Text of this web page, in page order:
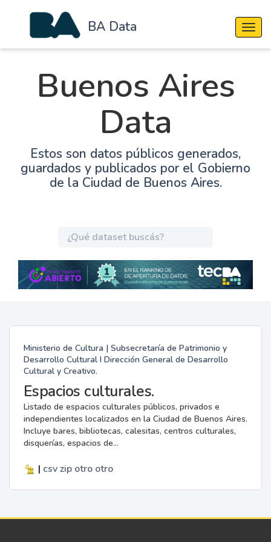
BA Data
Buenos Aires
Data
Estos son datos públicos generados,
guardados y publicados por el Gobierno
de la Ciudad de Buenos Aires.
Ministerio de Cultura | Subsecretaría de Patrimonio y
Desarrollo Cultural I Dirección General de Desarrollo
Cultural y Creativo.
Espacios culturales.
Listado de espacios culturales públicos, privados e
independientes localizados en la Ciudad de Buenos Aires.
Incluye bares, bibliotecas, calesitas, centros culturales,
disquerías, espacios de...
| csv zip otro otro